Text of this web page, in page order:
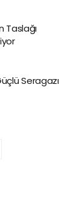
Taslağı
Seragazı